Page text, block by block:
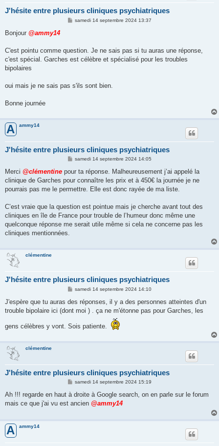
J'hésite entre plusieurs cliniques psychiatriques
M
g
samedi 14 septembre 2024 13:37
Bonjour @ammy14
C'est pointu comme question. Je ne sais pas si tu auras une réponse,
c'est spécial. Garches est célèbre et spécialisé pour les troubles
bipolaires
oui mais je ne sais pas s'ils sont bien.
Bonne journée
A ammy14
J'hésite entre plusieurs cliniques psychiatriques
M
s
a
g
samedi 14 septembre 2024 14:05
Merci @clémentine pour ta réponse. Malheureusement j’ai appelé la
clinique de Garches pour connaître les prix et à 450€ la journée je ne
pourrais pas me le permettre. Elle est donc rayée de ma liste.
C’est vraie que la question est pointue mais je cherche avant tout des
cliniques en île de France pour trouble de l’humeur donc même une
quelconque réponse me serait utile même si cela ne concerne pas les
cliniques mentionnées.
clémentine
J'hésite entre plusieurs cliniques psychiatriques
M
s
a
e
samedi 14 septembre 2024 14:10
J'espère que tu auras des réponses, il y a des personnes atteintes d'un
trouble bipolaire ici (dont moi ) . ça ne m'étonne pas pour Garches, les
gens célèbres y vont. Sois patiente.
clémentine
J'hésite entre plusieurs cliniques psychiatriques
M
s
a
samedi 14 septembre 2024 15:19
Ah !!! regarde en haut à droite à Google search, on en parle sur le forum
mais ce que j'ai vu est ancien @ammy14
A ammy14